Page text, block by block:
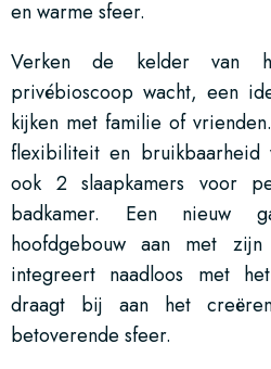
en warme sfeer.
Verken de kelder van
privébioscoop wacht, een
kijken met familie of
flexibiliteit en
ook 2 slaapkamers voor
badkamer. Een nieuw
hoofdgebouw aan met zijn
integreert naadloos met
draagt bij aan het
betoverende sfeer.